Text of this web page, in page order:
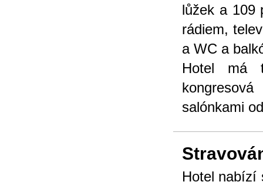
lůžek a 109
rádiem,
a WC a
Hotel má
salónkami
Hotel nabízí